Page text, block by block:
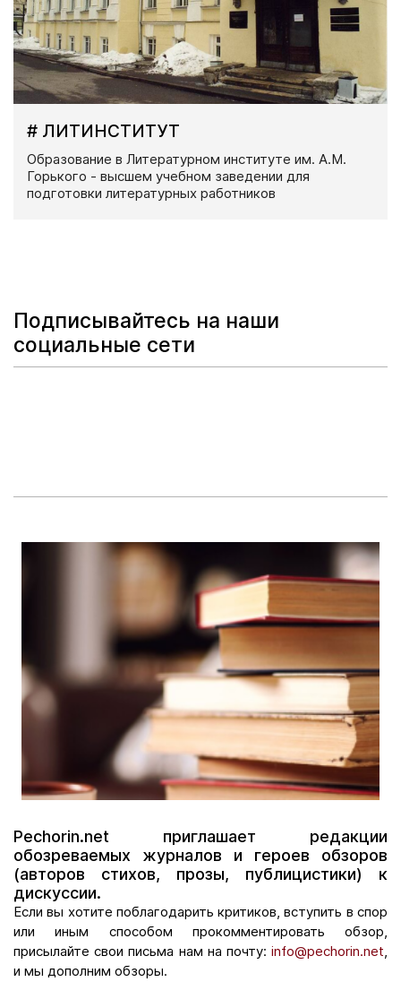
# ЛИТИНСТИТУТ
Образование в Литературном институте им. А.М.
Горького - высшем учебном заведении для
подготовки литературных работников
Подписывайтесь на наши
социальные сети
Pechorin.net приглашает редакции
обозреваемых журналов и героев обзоров
(авторов стихов, прозы, публицистики) к
дискуссии.
Если вы хотите поблагодарить критиков, вступить в спор
или иным способом прокомментировать обзор,
присылайте свои письма нам на почту: info@pechorin.net
и мы дополним обзоры.